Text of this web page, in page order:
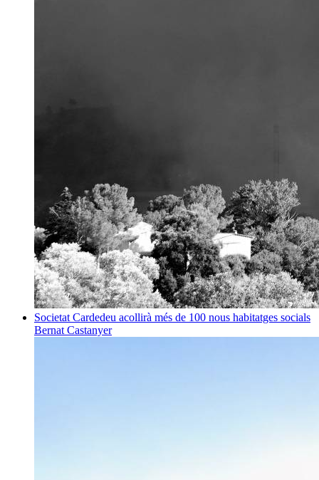
Societat Cardedeu acollirà més de 100 nous habitatges socials
Bernat Castanyer